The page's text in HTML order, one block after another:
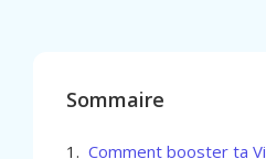
Sommaire